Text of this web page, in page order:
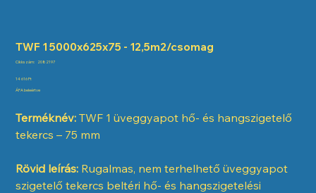
TWF 1 5000x625x75 - 12,5m2/csomag
Cikkszám:
Cikkszám:
2082197
Ár
14 616 Ft
ÁFA beleértve
Terméknév: TWF 1 üveggyapot hő- és hangszigetelő
tekercs – 75 mm
Rövid leírás: Rugalmas, nem terhelhető üveggyapot
szigetelő tekercs beltéri hő- és hangszigetelési